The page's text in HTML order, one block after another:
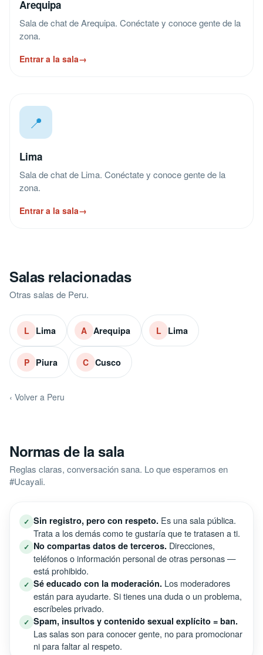
Arequipa
Sala de chat de Arequipa. Conéctate y conoce gente de la
zona.
Entrar a la sala→
📍
Lima
Sala de chat de Lima. Conéctate y conoce gente de la
zona.
Entrar a la sala→
Salas relacionadas
Otras salas de Peru.
L Lima A Arequipa L Lima
P Piura C Cusco
‹ Volver a Peru
Normas de la sala
Reglas claras, conversación sana. Lo que esperamos en
#Ucayali.
✓ Sin registro, pero con respeto. Es una sala pública.
Trata a los demás como te gustaría que te tratasen a ti.
✓ No compartas datos de terceros. Direcciones,
teléfonos o información personal de otras personas —
está prohibido.
✓ Sé educado con la moderación. Los moderadores
están para ayudarte. Si tienes una duda o un problema,
escríbeles privado.
✓ Spam, insultos y contenido sexual explícito = ban.
Las salas son para conocer gente, no para promocionar
ni para faltar al respeto.